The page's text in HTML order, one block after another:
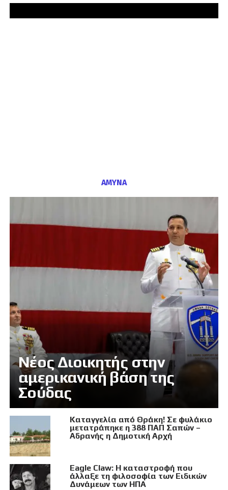
ΑΜΥΝΑ
Νέος Διοικητής στην
αμερικανική βάση της
Σούδας
Καταγγελία από Θράκη! Σε φυλάκιο
μετατράπηκε η 388 ΠΑΠ Σαπών –
Αδρανής η Δημοτική Αρχή
Eagle Claw: Η καταστροφή που
άλλαξε τη φιλοσοφία των Ειδικών
Δυνάμεων των ΗΠΑ